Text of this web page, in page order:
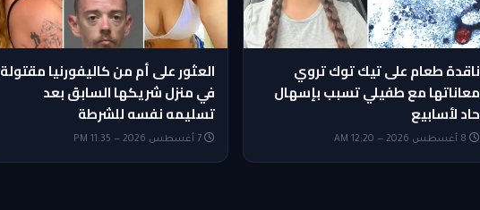
ناقدة طعام على تيك توك تروي
معاناتها مع طفيلي تسبب بإسهال
حاد لأسابيع
العثور على أم من كاليفورنيا مقتولة
في منزل شريكها السابق بعد
تسليمه نفسه للشرطة
7 أغسطس 2026 — 11:35 PM